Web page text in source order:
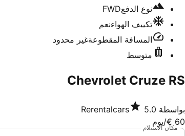
نوع الدفعFWD
تكييف الهواءنعم
المسافة المقطوعةغير محدود
متوسط
Chevrolet Cruze RS
بواسطة Rerentalcars
5.0
60 €
/يوم
مكان الاستلام